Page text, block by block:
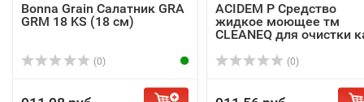
Bonna Grain Салатник GRA
GRM 18 KS (18 см)
(0)
ACIDEM P Средство
жидкое моющее тм
CLEANEQ для очистки
(0)